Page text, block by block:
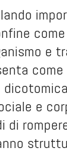
e
come
e
di